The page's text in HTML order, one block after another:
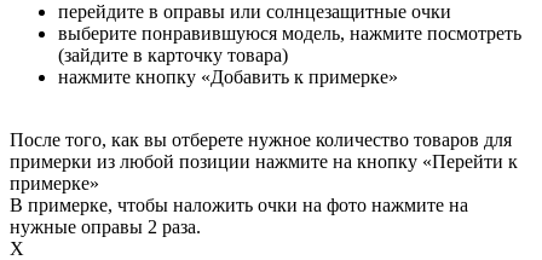
перейдите в оправы или солнцезащитные очки
выберите понравившуюся модель, нажмите посмотреть
(зайдите в карточку товара)
нажмите кнопку «Добавить к примерке»
После того, как вы отберете нужное количество товаров для
примерки из любой позиции нажмите на кнопку «Перейти к
примерке»
В примерке, чтобы наложить очки на фото нажмите на
нужные оправы 2 раза.
X